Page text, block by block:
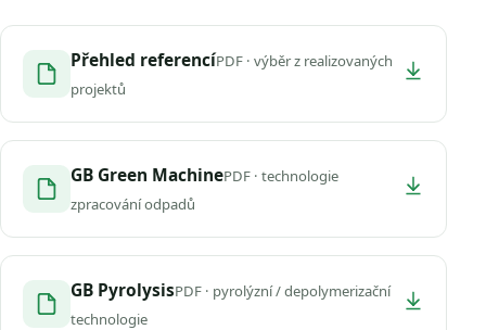
Přehled referencíPDF · výběr z realizovaných
projektů
GB Green MachinePDF · technologie
zpracování odpadů
GB PyrolysisPDF · pyrolýzní / depolymerizační
technologie